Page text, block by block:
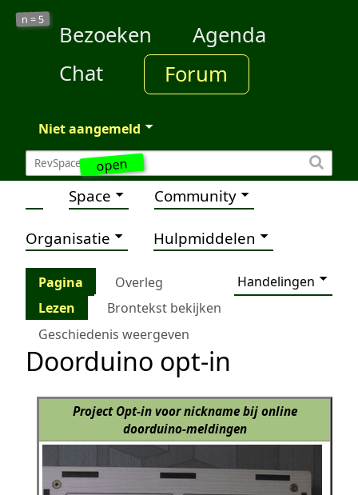
open
n = 5
Bezoeken
Agenda
Chat
Forum
Niet aangemeld
Space Community
Organisatie Hulpmiddelen
Pagina Overleg
Handelingen
Lezen
Brontekst bekijken
Geschiedenis weergeven
Doorduino opt-in
Project Opt-in voor nickname bij online
doorduino-meldingen